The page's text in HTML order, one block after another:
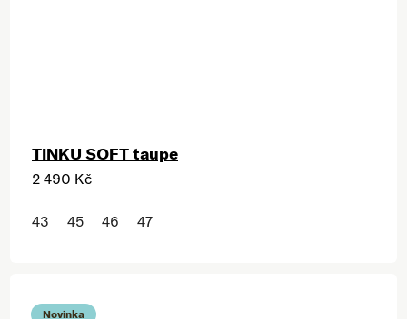
TINKU SOFT taupe
2 490 Kč
43 45 46 47
Novinka